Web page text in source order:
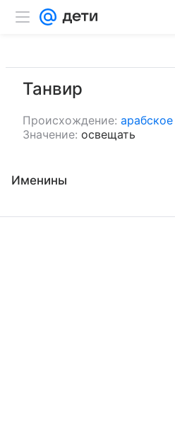
Танвир
Происхождение: арабское
Значение: освещать
Именины